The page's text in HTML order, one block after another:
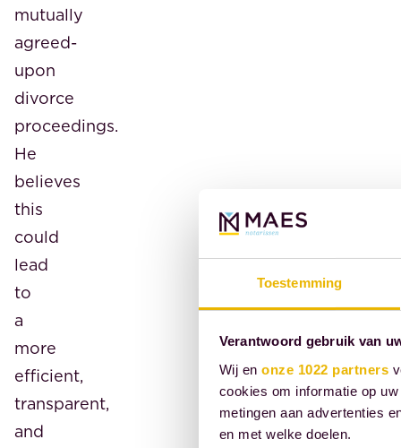
Toestemming
Verantwoord gebruik van
Wij en onze 1022 partners
cookies om informatie op
metingen aan advertenties
en met welke doelen.
mutually
agreed-
upon
divorce
proceedings.
He
believes
this
could
lead
to
a
more
efficient,
transparent,
and